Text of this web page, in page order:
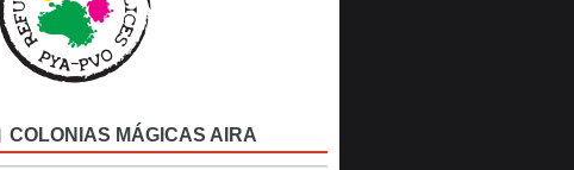
COLONIAS MÁGICAS AIRA